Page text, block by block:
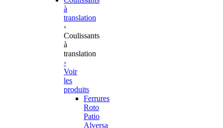
à
translation
‹
Coulissants
à
translation
›
Voir
les
produits
Ferrures
Roto
Patio
Alversa